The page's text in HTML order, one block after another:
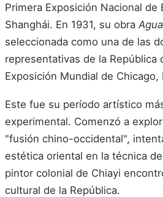
Primera Exposición Nacional de
Shanghái. En 1931, su obra
seleccionada como una de las
representativas de la República
Exposición Mundial de Chicago,
Este fue su período artístico
experimental. Comenzó a
"fusión chino-occidental",
estética oriental en la técnica
pintor colonial de Chiayi
cultural de la República.